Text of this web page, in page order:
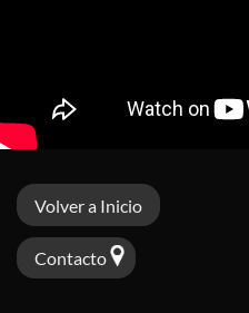
Volver a Inicio
Contacto